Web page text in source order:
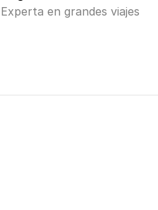
Experta en grandes viajes